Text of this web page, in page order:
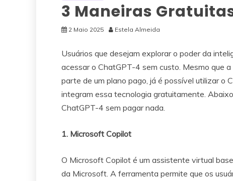
3 Maneiras
2 Maio 2025 Estela Almeida
Usuários que desejam explorar o poder da
acessar o ChatGPT-4 sem custo. Mesmo que
parte de um plano pago, já é possível utilizar o
integram essa tecnologia gratuitamente.
ChatGPT-4 sem pagar nada.
1. Microsoft Copilot
O Microsoft Copilot é um assistente virtual
da Microsoft. A ferramenta permite que os